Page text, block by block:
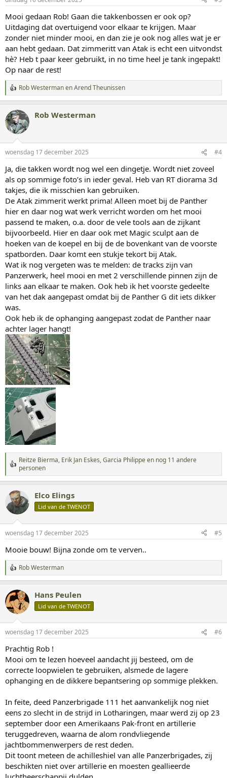
n
e
n
:
Mooi gedaan Rob! Gaan die takkenbossen er ook op?
Uitdaging dat overtuigend voor elkaar te krijgen. Maar
zonder niet minder mooi, en dan zie je ook nog alles wat je er
aan hebt gedaan. Dat zimmeritt van Atak is echt een uitvondst
hè? Heb t paar keer gebruikt, in no time heel je tank ingepakt!
Op naar de rest!
W
a
r
d
e
n
e
n
:
Rob WestermanenArend Theunissen
Rob Westerman
woensdag 17 december 2025 #4
Ja, die takken wordt nog wel een dingetje. Wordt niet zoveel
als op sommige foto’s in ieder geval. Heb van RT diorama 3d
takjes, die ik misschien kan gebruiken.
De Atak zimmerit werkt prima! Alleen moet bij de Panther
hier en daar nog wat werk verricht worden om het mooi
passend te maken, o.a. door de vele tools aan de zijkant
bijvoorbeeld. Hier en daar ook met Magic sculpt aan de
hoeken van de koepel en bij de de bovenkant van de voorste
spatborden. Daar komt een stukje tekort bij Atak.
Wat ik nog vergeten was te melden: de tracks zijn van
Panzerwerk, heel mooi en met 2 verschillende pinnen zijn de
links aan elkaar te maken. Ook heb ik het voorste gedeelte
van het dak aangepast omdat bij de Panther G dit iets dikker
was.
Ook heb ik de ophanging aangepast zodat de Panther naar
achter lager hangt!
W
a
a
r
d
e
i
n
g
e
Reitze Bierma, Erik Jan Eskes,Garcia Philippeen nog 11 andere
personen
Elco Elings
Lid van de TWENOT
woensdag 17 december 2025 #5
Mooie bouw! Bijna zonde om te verven..
W
a
r
d
e
n
e
n
:
Rob Westerman
Hans Peulen
Lid van de TWENOT
woensdag 17 december 2025 #6
Prachtig Rob !
Mooi om te lezen hoeveel aandacht jij besteed, om de
correcte loopwielen te gebruiken, alsmede de lagere
ophanging en de dikkere bepantsering op sommige plekken.
In feite, deed Panzerbrigade 111 het aanvankelijk nog niet
eens zo slecht in de strijd in Lotharingen, maar werd zij op 23
september door een Amerikaans Pak-front en artillerie
teruggedreven, waarna de alom rondvliegende
jachtbommenwerpers de rest deden.
Dit toont meteen de achilleshiel van alle Panzerbrigades, zij
beschikten niet over artillerie en moesten geallieerde